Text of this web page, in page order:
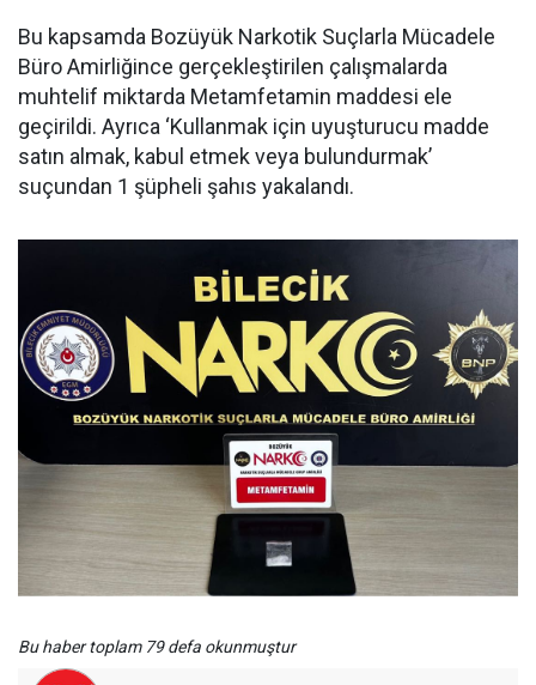
Bu kapsamda Bozüyük Narkotik Suçlarla Mücadele
Büro Amirliğince gerçekleştirilen çalışmalarda
muhtelif miktarda Metamfetamin maddesi ele
geçirildi. Ayrıca ‘Kullanmak için uyuşturucu madde
satın almak, kabul etmek veya bulundurmak’
suçundan 1 şüpheli şahıs yakalandı.
Bu haber toplam 79 defa okunmuştur